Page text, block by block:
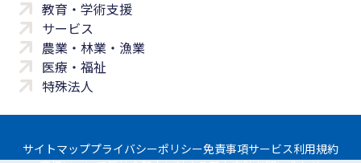
教育・学術支援
サービス
農業・林業・漁業
医療・福祉
特殊法人
サイトマッププライバシーポリシー免責事項サービス利用規約